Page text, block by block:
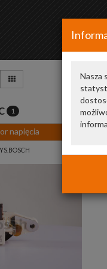
Nasza
1
napięcia